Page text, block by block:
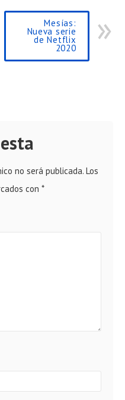
Mesías:
Nueva serie
de Netflix
2020
no será publicada. Los
con *